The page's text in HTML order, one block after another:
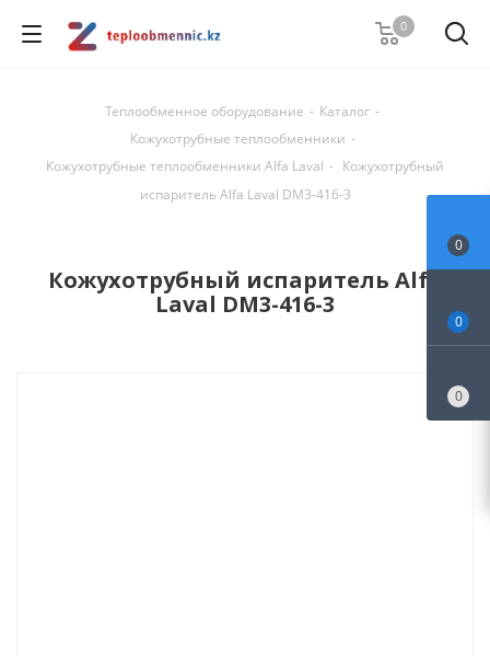
0
Теплообменное оборудование - Каталог -
Кожухотрубные теплообменники -
Кожухотрубные теплообменники Alfa Laval - Кожухотрубный
испаритель Alfa Laval DM3-416-3
Кожухотрубный испаритель Alfa
Laval DM3-416-3
0
0
0